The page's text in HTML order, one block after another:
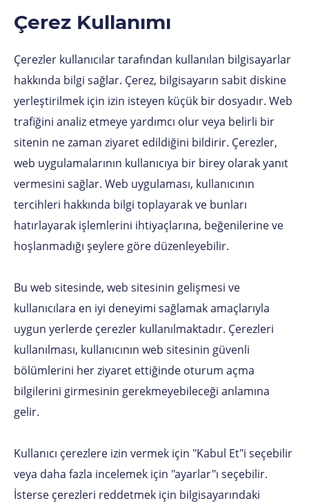
Çerez Kullanımı
Çerezler kullanıcılar tarafından kullanılan bilgisayarlar
hakkında bilgi sağlar. Çerez, bilgisayarın sabit diskine
yerleştirilmek için izin isteyen küçük bir dosyadır. Web
trafiğini analiz etmeye yardımcı olur veya belirli bir
sitenin ne zaman ziyaret edildiğini bildirir. Çerezler,
web uygulamalarının kullanıcıya bir birey olarak yanıt
vermesini sağlar. Web uygulaması, kullanıcının
tercihleri hakkında bilgi toplayarak ve bunları
hatırlayarak işlemlerini ihtiyaçlarına, beğenilerine ve
hoşlanmadığı şeylere göre düzenleyebilir.
Bu web sitesinde, web sitesinin gelişmesi ve
kullanıcılara en iyi deneyimi sağlamak amaçlarıyla
uygun yerlerde çerezler kullanılmaktadır. Çerezleri
kullanılması, kullanıcının web sitesinin güvenli
bölümlerini her ziyaret ettiğinde oturum açma
bilgilerini girmesinin gerekmeyebileceği anlamına
gelir.
Kullanıcı çerezlere izin vermek için "Kabul Et"i seçebilir
veya daha fazla incelemek için "ayarlar"ı seçebilir.
İsterse çerezleri reddetmek için bilgisayarındaki